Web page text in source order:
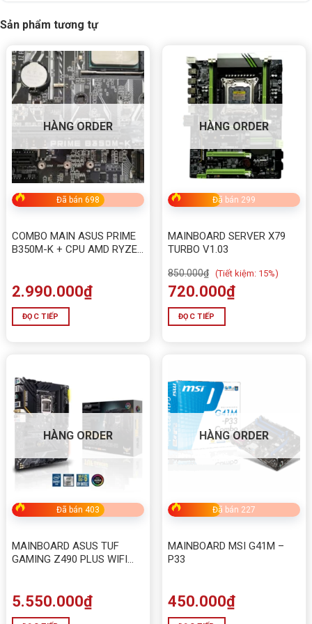
Thông số kỹ thuật
Xuất xứ Trung Quốc
Sản phẩm tương tự
HÀNG ORDER
Đã bán 698
COMBO MAIN ASUS PRIME
B350M-K + CPU AMD RYZEN
2.990.000₫
ĐỌC TIẾP
HÀNG ORDER
Đã bán 299
MAINBOARD SERVER X79
TURBO V1.03
850.000₫ (Tiết kiệm: 15%)
720.000₫
ĐỌC TIẾP
HÀNG ORDER
Đã bán 403
MAINBOARD ASUS TUF
GAMING Z490 PLUS WIFI
5.550.000₫
HÀNG ORDER
Đã bán 227
MAINBOARD MSI G41M –
P33
450.000₫